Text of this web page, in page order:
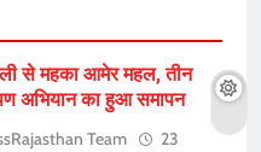
से महका आमेर महल, तीन
अभियान का हुआ समापन
Team
23